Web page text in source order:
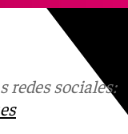
redes sociales: